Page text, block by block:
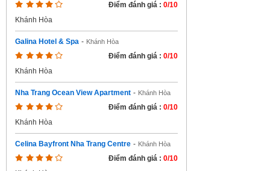
Điểm đánh giá : 0/10
Khánh Hòa
Galina Hotel & Spa - Khánh Hòa
Điểm đánh giá : 0/10
Khánh Hòa
Nha Trang Ocean View Apartment - Khánh Hòa
Điểm đánh giá : 0/10
Khánh Hòa
Celina Bayfront Nha Trang Centre - Khánh Hòa
Điểm đánh giá : 0/10